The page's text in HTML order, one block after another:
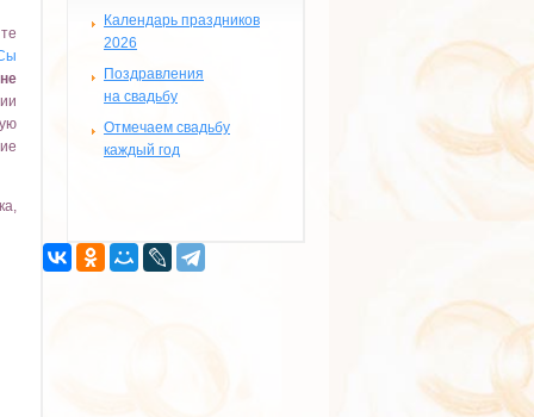
не
Календарь праздников
2026
Поздравления
на свадьбу
Отмечаем свадьбу
каждый год